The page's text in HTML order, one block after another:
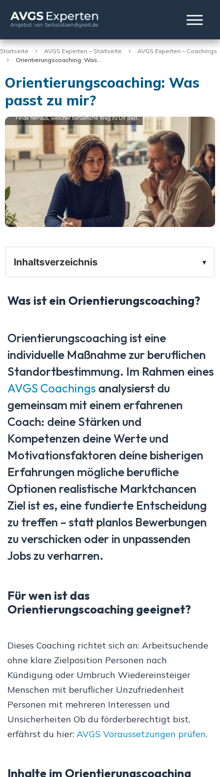
Startseite AVGS Experten – Startseite
AVGS Experten – Coachings
Orientierungscoaching: Was passt zu mir?
Orientierungscoaching: Was
passt zu mir?
Inhaltsverzeichnis ▾
Was ist ein Orientierungscoaching?
Orientierungscoaching ist eine
individuelle Maßnahme zur beruflichen
Standortbestimmung. Im Rahmen eines
AVGS Coachings analysierst du
gemeinsam mit einem erfahrenen
Coach: deine Stärken und
Kompetenzen deine Werte und
Motivationsfaktoren deine bisherigen
Erfahrungen mögliche berufliche
Optionen realistische Marktchancen
Ziel ist es, eine fundierte Entscheidung
zu treffen – statt planlos Bewerbungen
zu verschicken oder in unpassenden
Jobs zu verharren.
Für wen ist das
Orientierungscoaching geeignet?
Dieses Coaching richtet sich an: Arbeitsuchende
ohne klare Zielposition Personen nach
Kündigung oder Umbruch Wiedereinsteiger
Menschen mit beruflicher Unzufriedenheit
Personen mit mehreren Interessen und
Unsicherheiten Ob du förderberechtigt bist,
erfährst du hier: AVGS Voraussetzungen prüfen.
Inhalte im Orientierungscoaching